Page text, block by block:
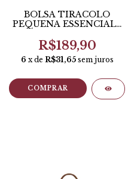
BOLSA TIRACOLO
PEQUENA ESSENCIAL -
R$189,90
6 x de R$31,65 sem juros
COMPRAR